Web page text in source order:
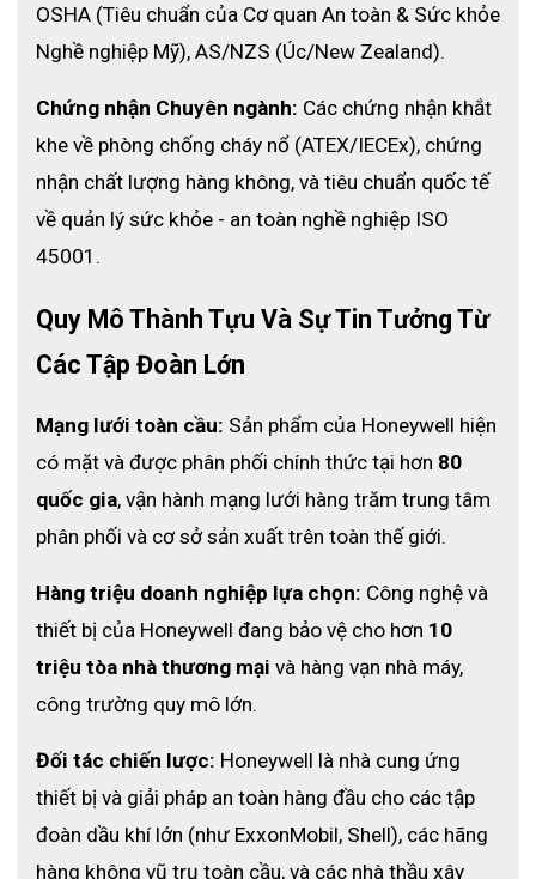
- Xuất xứ Mỹ
- Chiều cao 13inch
- Khối lượng 2,8kg
- Vải lót :vải lưới
- Đế lót thép
- Chất liệu đế ngoài cao su
- Tiêu chuẩn NFPA 1971/CSA
ỨNG DỤNG
Sử dụng trong các môi trường chống cháy, hóa chất lỏng
OSHA (Tiêu chuẩn của Cơ quan An toàn & Sức khỏe
Nghề nghiệp Mỹ), AS/NZS (Úc/New Zealand).
Chứng nhận Chuyên ngành: Các chứng nhận khắt
khe về phòng chống cháy nổ (ATEX/IECEx), chứng
nhận chất lượng hàng không, và tiêu chuẩn quốc tế
về quản lý sức khỏe - an toàn nghề nghiệp ISO
45001.
Quy Mô Thành Tựu Và Sự Tin Tưởng Từ
Các Tập Đoàn Lớn
Mạng lưới toàn cầu: Sản phẩm của Honeywell hiện
có mặt và được phân phối chính thức tại hơn 80
quốc gia, vận hành mạng lưới hàng trăm trung tâm
phân phối và cơ sở sản xuất trên toàn thế giới.
Hàng triệu doanh nghiệp lựa chọn: Công nghệ và
thiết bị của Honeywell đang bảo vệ cho hơn 10
triệu tòa nhà thương mại và hàng vạn nhà máy,
công trường quy mô lớn.
Đối tác chiến lược: Honeywell là nhà cung ứng
thiết bị và giải pháp an toàn hàng đầu cho các tập
đoàn dầu khí lớn (như ExxonMobil, Shell), các hãng
hàng không vũ trụ toàn cầu, và các nhà thầu xây